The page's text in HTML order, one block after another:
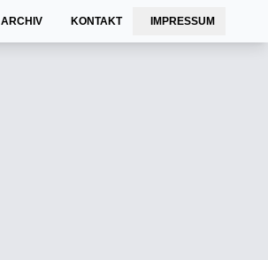
ARCHIV KONTAKT IMPRESSUM